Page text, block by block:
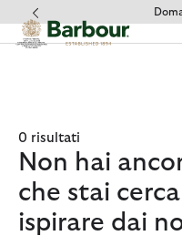
Clicca per visualizzare la
0 risultati
Non hai
che stai
ispirare dai